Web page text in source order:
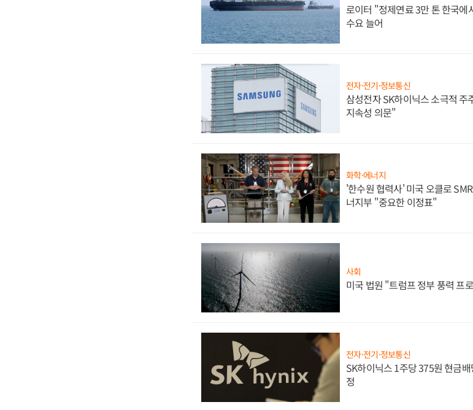
로이터 "정제연료 3만 톤 한국에
수요 늘어
전자·전기·정보통신
삼성전자 SK하이닉스 소극적
지속성 의문"
화학·에너지
'한수원 협력사' 미국 오클로
너지부 "중요한 이정표"
사회
미국 법원 "트럼프 정부 풍력 프
전자·전기·정보통신
SK하이닉스 1주당 375원 현금
정